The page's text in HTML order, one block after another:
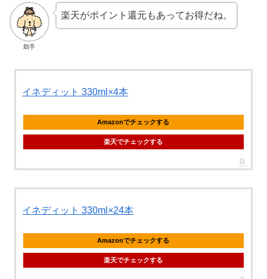
助手
楽天がポイント還元もあってお得だね。
イネディット 330ml×4本
Amazonでチェックする
楽天でチェックする
イネディット 330ml×24本
Amazonでチェックする
楽天でチェックする